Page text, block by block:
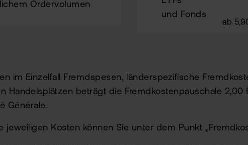
Ordervolumen
und Fonds
ab
im Einzelfall Fremdspesen, länderspezifische
beträgt die Fremdkostenpauschale 2,00
Générale.
jeweiligen Kosten können Sie unter dem Punkt